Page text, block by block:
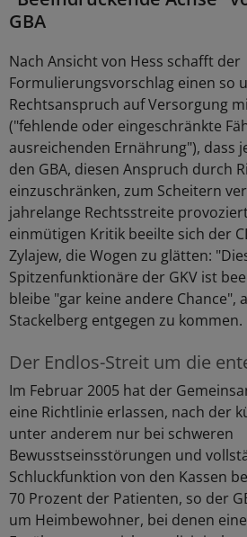
GBA
Nach Ansicht von Hess schafft der
Formulierungsvorschlag einen so
Rechtsanspruch auf Versorgung
("fehlende oder eingeschränkte
ausreichenden Ernährung"), dass
den GBA, diesen Anspruch durch
einzuschränken, zum Scheitern
jahrelange Rechtsstreite
einmütigen Kritik beeilte sich der
Zylajew, die Wogen zu glätten:
Spitzenfunktionäre der GKV ist
bleibe "gar keine andere Chance",
Stackelberg entgegen zu kommen.
Der Endlos-Streit um die
Im Februar 2005 hat der
eine Richtlinie erlassen, nach der
unter anderem nur bei schweren
Bewusstseinsstörungen und
Schluckfunktion von den Kassen
70 Prozent der Patienten, so der
um Heimbewohner, bei denen